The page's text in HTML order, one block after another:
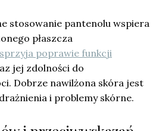
stosowanie pantenolu wspiera
płaszcza
poprawie funkcji
jej zdolności do
Dobrze nawilżona skóra jest
i problemy skórne.